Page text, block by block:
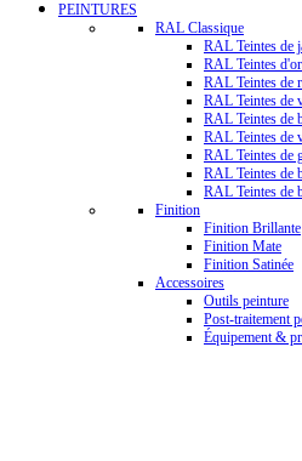
PEINTURES
RAL Classique
RAL Teintes de
RAL Teintes
RAL Teintes de
RAL Teintes de
RAL Teintes de
RAL Teintes de
RAL Teintes de
RAL Teintes de
RAL Teintes de
Finition
Finition Brillante
Finition Mate
Finition Satinée
Accessoires
Outils peinture
Post-traitement
Équipement &